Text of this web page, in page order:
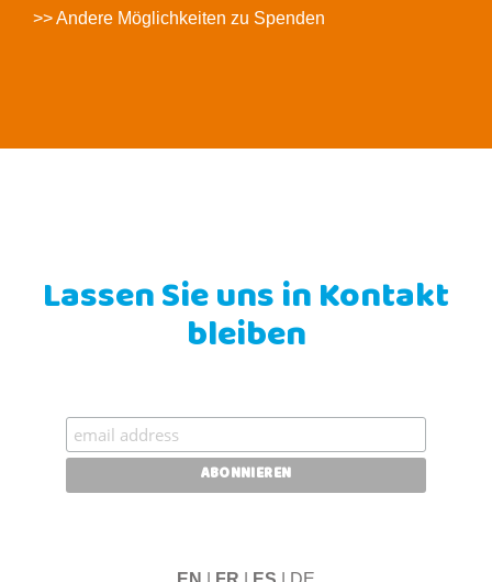
>> Andere Möglichkeiten zu Spenden
Lassen Sie uns in Kontakt
bleiben